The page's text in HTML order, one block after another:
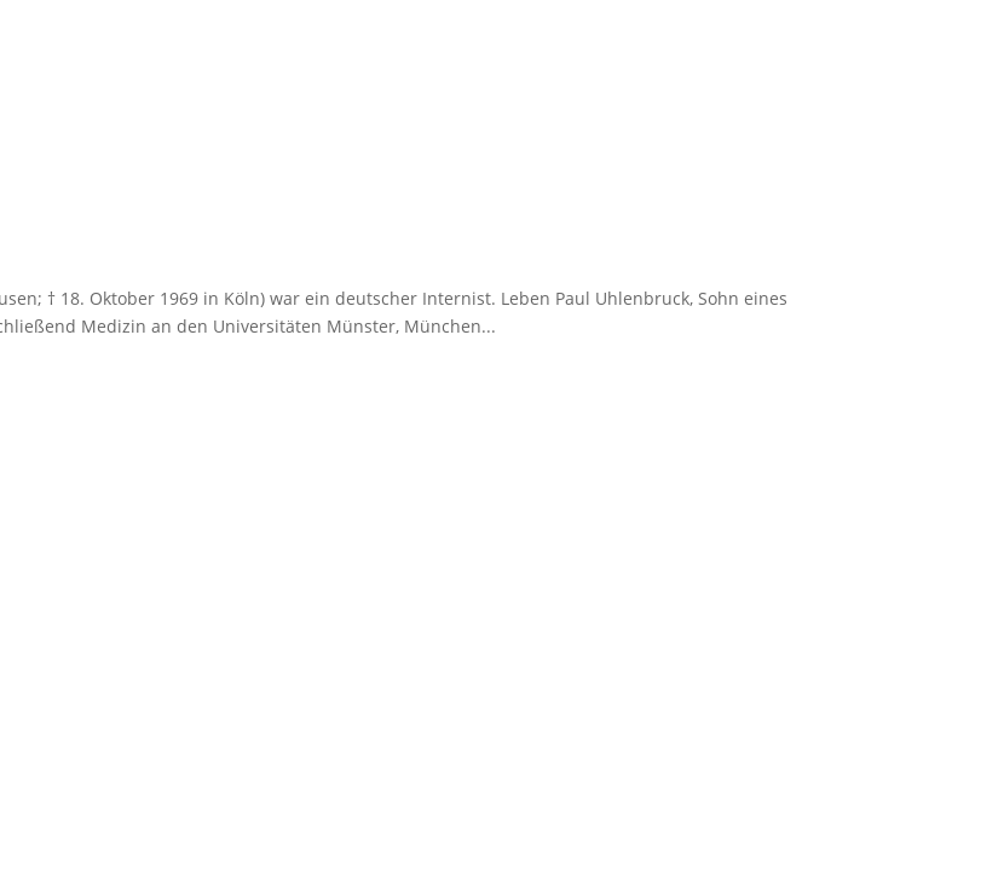
† 18. Oktober 1969 in Köln) war ein deutscher Internist. Leben Paul Uhlenbruck, Sohn eines
Medizin an den Universitäten Münster, München...